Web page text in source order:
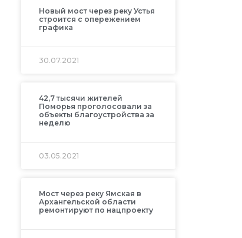
Новый мост через реку Устья
строится с опережением
графика
30.07.2021
42,7 тысячи жителей
Поморья проголосовали за
объекты благоустройства за
неделю
03.05.2021
Мост через реку Ямская в
Архангельской области
ремонтируют по нацпроекту